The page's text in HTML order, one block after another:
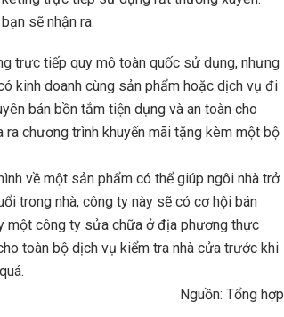
sẽ nhận ra.
trực tiếp quy mô toàn quốc sử dụng, nhưng
kinh doanh cùng sản phẩm hoặc dịch vụ đi
bán bồn tắm tiện dụng và an toàn cho
chương trình khuyến mãi tặng kèm một bộ
về một sản phẩm có thể giúp ngôi nhà trở
trong nhà, công ty này sẽ có cơ hội bán
một công ty sửa chữa ở địa phương thực
toàn bộ dịch vụ kiểm tra nhà cửa trước khi
Nguồn: Tổng hợp